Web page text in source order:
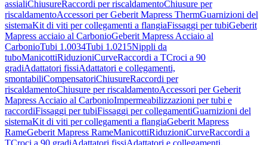
assialiChiusureRaccordi per riscaldamentoChiusure per
riscaldamentoAccessori per Geberit Mapress ThermGuarnizioni del
sistemaKit di viti per collegamenti a flangiaFissaggi per tubiGeberit
Mapress acciaio al CarbonioGeberit Mapress Acciaio al
CarbonioTubi 1.0034Tubi 1.0215Nippli da
tuboManicottiRiduzioniCurveRaccordi a TCroci a 90
gradiAdattatori fissiAdattatori e collegamenti,
smontabiliCompensatoriChiusureRaccordi per
riscaldamentoChiusure per riscaldamentoAccessori per Geberit
Mapress Acciaio al CarbonioImpermeabilizzazioni per tubi e
raccordiFissaggi per tubiFissaggi per collegamentiGuarnizioni del
sistemaKit di viti per collegamenti a flangiaGeberit Mapress
RameGeberit Mapress RameManicottiRiduzioniCurveRaccordi a
TCroci a 90 gradiAdattatori fissiAdattatori e collegamenti,